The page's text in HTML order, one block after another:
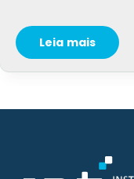
Leia mais